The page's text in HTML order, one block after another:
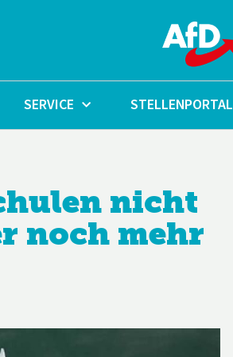
SERVICE STELLENPORTAL
nicht
noch mehr